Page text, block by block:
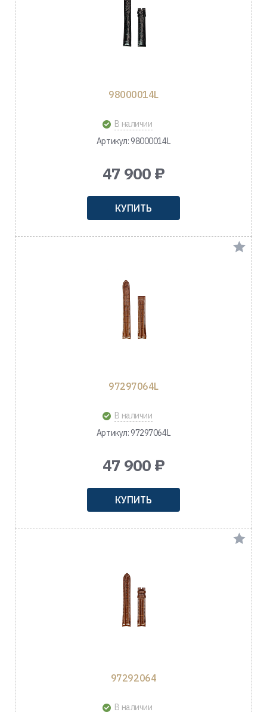
98000014L
В наличии
Артикул: 98000014L
47 900 ₽
КУПИТЬ
97297064L
В наличии
Артикул: 97297064L
47 900 ₽
КУПИТЬ
97292064
В наличии